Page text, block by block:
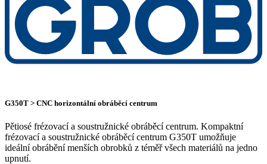
G350T > CNC horizontální obráběcí centrum
Pětiosé frézovací a soustružnické obráběcí centrum. Kompaktní
frézovací a soustružnické obráběcí centrum G350T umožňuje
ideální obrábění menších obrobků z téměř všech materiálů na jedno
upnutí.